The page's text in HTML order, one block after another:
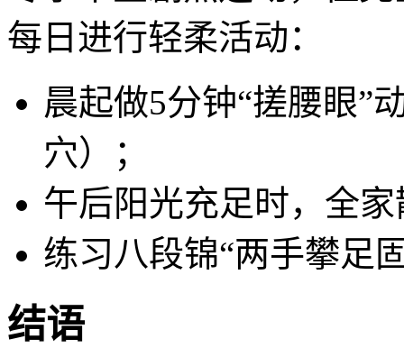
每日进行轻柔活动：
晨起做5分钟“搓腰眼”
穴）；
午后阳光充足时，全
练习八段锦“两手攀足
结语